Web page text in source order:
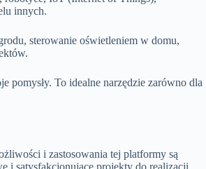
innych.
sterowanie oświetleniem w domu,
pomysły. To idealne narzędzie zarówno dla
i zastosowania tej platformy są
i satysfakcjonujące projekty do realizacji.